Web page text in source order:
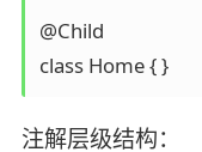
@Child
class Home { }
注解层级结构：